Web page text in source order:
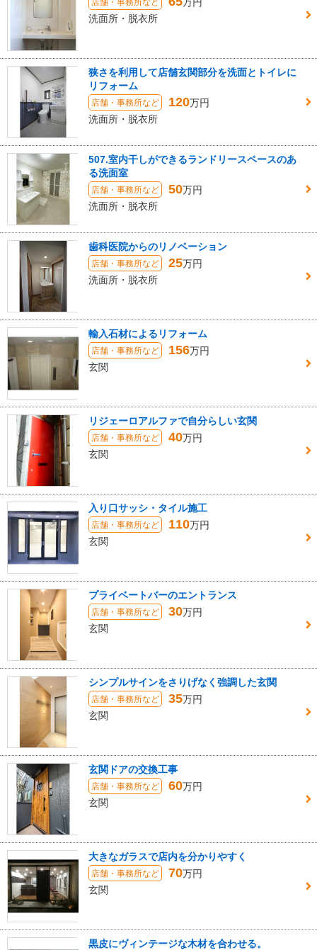
店舗・事務所など
洗面所・脱衣所
狭さを利用して店舗玄関部分を洗面とトイレに
リフォーム
店舗・事務所など 120万円
洗面所・脱衣所
507.室内干しができるランドリースペースのあ
る洗面室
店舗・事務所など 50万円
洗面所・脱衣所
歯科医院からのリノベーション
店舗・事務所など 25万円
洗面所・脱衣所
輸入石材によるリフォーム
店舗・事務所など 156万円
玄関
リジェーロアルファで自分らしい玄関
店舗・事務所など 40万円
玄関
入り口サッシ・タイル施工
店舗・事務所など 110万円
玄関
プライベートバーのエントランス
店舗・事務所など 30万円
玄関
シンプルサインをさりげなく強調した玄関
店舗・事務所など 35万円
玄関
玄関ドアの交換工事
店舗・事務所など 60万円
玄関
大きなガラスで店内を分かりやすく
店舗・事務所など 70万円
玄関
黒皮にヴィンテージな木材を合わせる。